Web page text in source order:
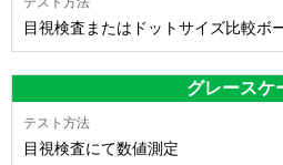
目視検査またはドットサイズ比較ボ
グレースケ
目視検査にて数値測定